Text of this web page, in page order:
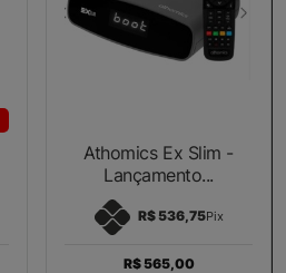
Athomics Ex Slim -
Lançamento...
R$ 536,75Pix
R$ 565,00